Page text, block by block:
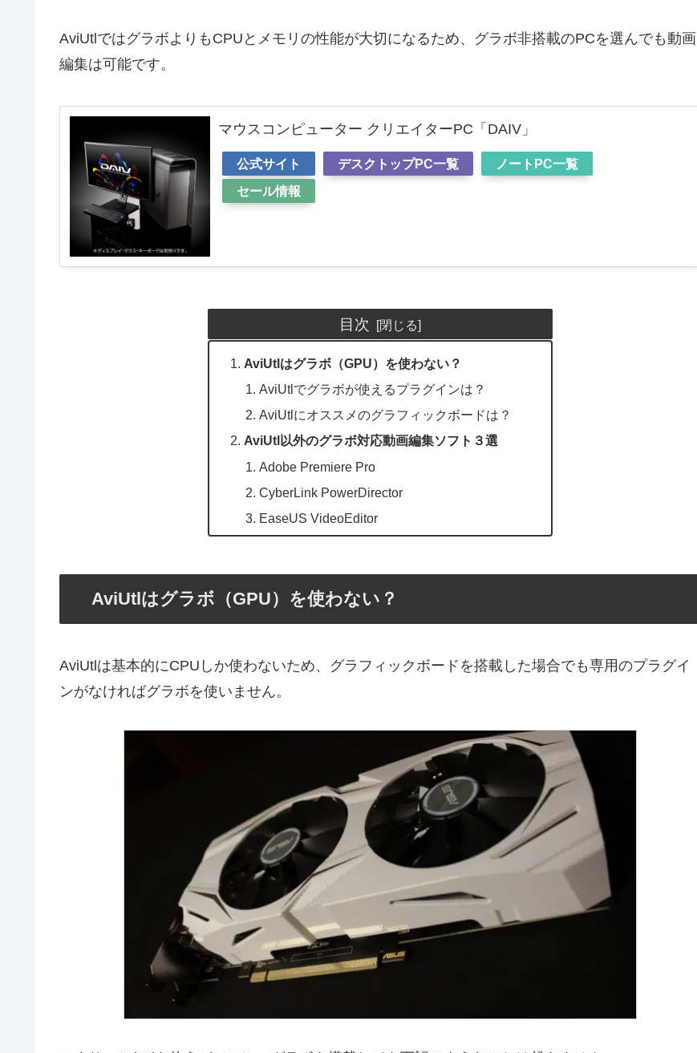
AviUtlではグラボよりもCPUとメモリの性能が大切になるため、グラボ非搭載のPCを選んでも動画
編集は可能です。
マウスコンピューター クリエイターPC「DAIV」
公式サイト デスクトップPC一覧
ノートPC一覧
セール情報
目次
AviUtlはグラボ（GPU）を使わない？
AviUtlでグラボが使えるプラグインは？
AviUtlにオススメのグラフィックボードは？
AviUtl以外のグラボ対応動画編集ソフト３選
Adobe Premiere Pro
CyberLink PowerDirector
EaseUS VideoEditor
AviUtlはグラボ（GPU）を使わない？
AviUtlは基本的にCPUしか使わないため、グラフィックボードを搭載した場合でも専用のプラグイ
ンがなければグラボを使いません。